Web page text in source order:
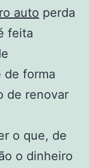
auto perda
feita
de forma
de renovar
o que, de
o dinheiro